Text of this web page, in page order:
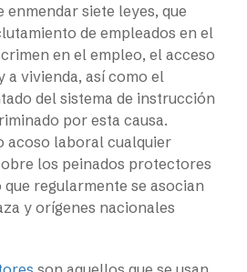
siete leyes, que
de empleados en el
en el empleo, el acceso
a vivienda, así como el
del sistema de instrucción
por esta causa.
acoso laboral cualquier
los peinados protectores
regularmente se asocian
y orígenes nacionales